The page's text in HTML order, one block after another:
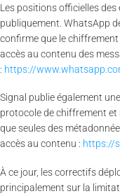
Les positions officielles
publiquement. WhatsApp
confirme que le
accès au contenu des
: https://
Signal publie également
protocole de chiffrement et
que seules des
accès au contenu : https://
À ce jour, les correctifs
principalement sur la